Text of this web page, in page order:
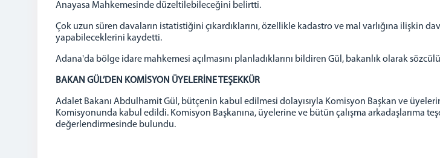
Anayasa Mahkemesinde düzeltilebileceğini belirtti.
Çok uzun süren davaların istatistiğini çıkardıklarını, özellikle kadastro ve mal varlığına ilişkin
yapabileceklerini kaydetti.
Adana'da bölge idare mahkemesi açılmasını planladıklarını bildiren Gül, bakanlık olarak
BAKAN GÜL’DEN KOMİSYON ÜYELERİNE TEŞEKKÜR
Adalet Bakanı Abdulhamit Gül, bütçenin kabul edilmesi dolayısıyla Komisyon Başkan ve
Komisyonunda kabul edildi. Komisyon Başkanına, üyelerine ve bütün çalışma arkadaşlarıma
değerlendirmesinde bulundu.